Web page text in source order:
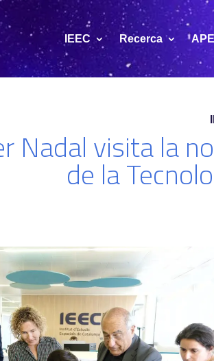
IEEC Recerca
Nadal visita la
de la